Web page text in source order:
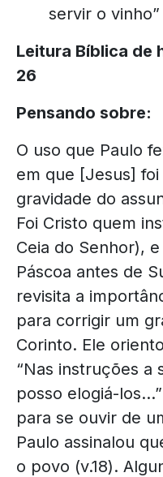
servir o
Leitura Bíblica de
26
Pensando sobre:
O uso que Paulo
em que [Jesus]
gravidade do
Foi Cristo quem
Ceia do Senhor),
Páscoa antes de
revisita a
para corrigir um
Corinto. Ele
“Nas instruções a
posso elogiá-
para se ouvir de
Paulo assinalou
o povo (v.18).